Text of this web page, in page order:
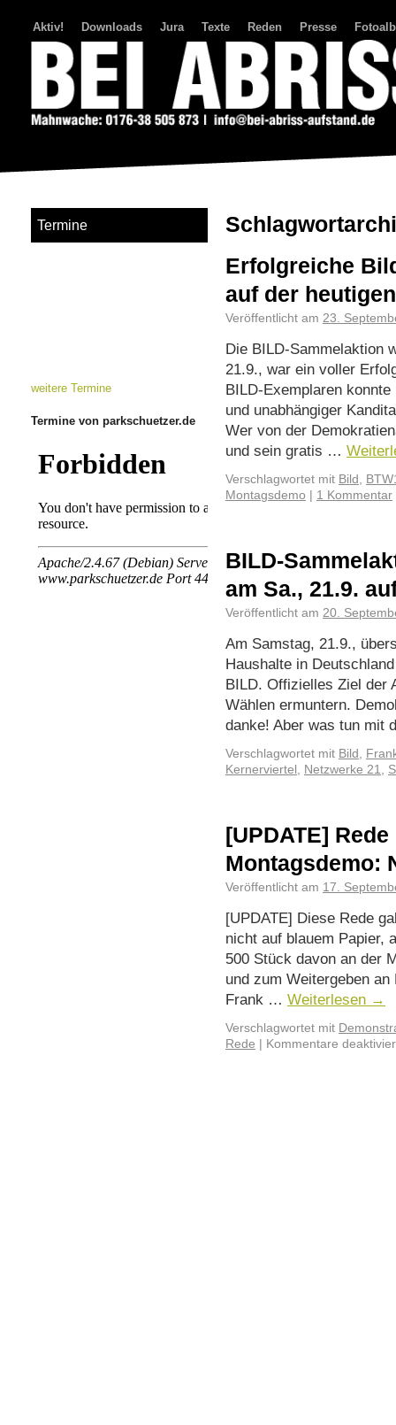
Aktiv! Downloads Jura Texte Reden Presse
Erfolgreiche
auf der
Veröffentlicht am 23.
Die BILD-Sammelaktion
21.9., war ein voller
BILD-Exemplaren
und unabhängiger
Wer von der
und sein gratis …
Verschlagwortet mit Bild ,
Montagsdemo
1 Kommentar
BILD-
am Sa., 21.9.
Veröffentlicht am 20.
Am Samstag, 21.9.,
Haushalte in
BILD. Offizielles Ziel der
Wählen ermuntern.
danke! Aber was tun
Verschlagwortet mit Bild ,
Kernerviertel , Netzwerke 21,
[UPDATE]
Montagsdemo:
Veröffentlicht am 17.
[UPDATE] Diese Rede
nicht auf blauem Papier,
500 Stück davon an der
und zum Weitergeben
Frank … Weiterlesen →
Verschlagwortet mit
Rede
Kommentare
Termine
weitere Termine
Termine von parkschuetzer.de